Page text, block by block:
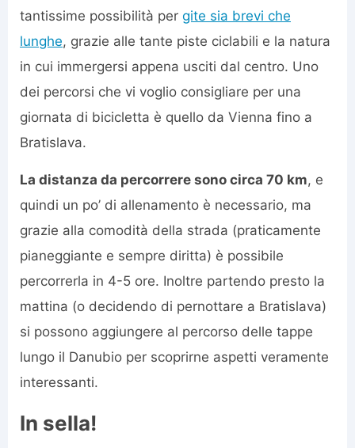
tantissime possibilità per gite sia brevi che
lunghe, grazie alle tante piste ciclabili e la natura
in cui immergersi appena usciti dal centro. Uno
dei percorsi che vi voglio consigliare per una
giornata di bicicletta è quello da Vienna fino a
Bratislava.
La distanza da percorrere sono circa 70 km, e
quindi un po’ di allenamento è necessario, ma
grazie alla comodità della strada (praticamente
pianeggiante e sempre diritta) è possibile
percorrerla in 4-5 ore. Inoltre partendo presto la
mattina (o decidendo di pernottare a Bratislava)
si possono aggiungere al percorso delle tappe
lungo il Danubio per scoprirne aspetti veramente
interessanti.
In sella!